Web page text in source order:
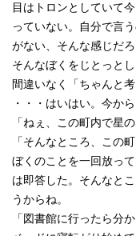
目はトロンとしていて
っていない。自分で言
がない、そんな感じだろ
そんなぼくをじとっと
間違いなく「ちゃんと
・・・はいはい。今か
「ねぇ、この町内で星
「そんなところ、この
ぼくのことを一回放っ
は即答した。そんなと
うからね。
「図書館に行ったら分か